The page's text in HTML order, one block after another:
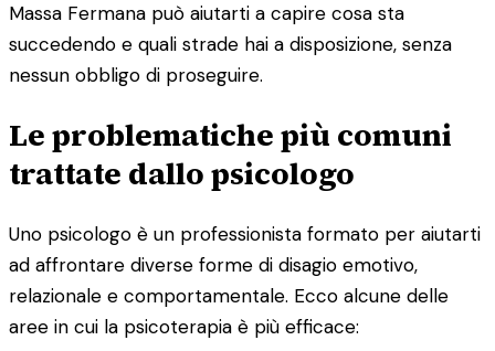
Massa Fermana può aiutarti a capire cosa sta
succedendo e quali strade hai a disposizione, senza
nessun obbligo di proseguire.
Le problematiche più comuni
trattate dallo psicologo
Uno psicologo è un professionista formato per aiutarti
ad affrontare diverse forme di disagio emotivo,
relazionale e comportamentale. Ecco alcune delle
aree in cui la psicoterapia è più efficace: